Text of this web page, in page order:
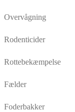
Overvågning
Rodenticider
Rottebekæmpelse
Fælder
Foderbakker